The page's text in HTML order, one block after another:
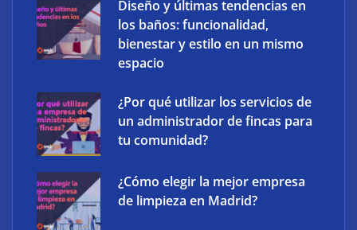
The Factory School explica por qué aprender
herramientas de IA ya no es suficiente para los
Diseño y últimas tendencias en
los baños: funcionalidad,
bienestar y estilo en un mismo
espacio
¿Por qué utilizar los servicios de
un administrador de fincas para
tu comunidad?
¿Cómo elegir la mejor empresa
de limpieza en Madrid?